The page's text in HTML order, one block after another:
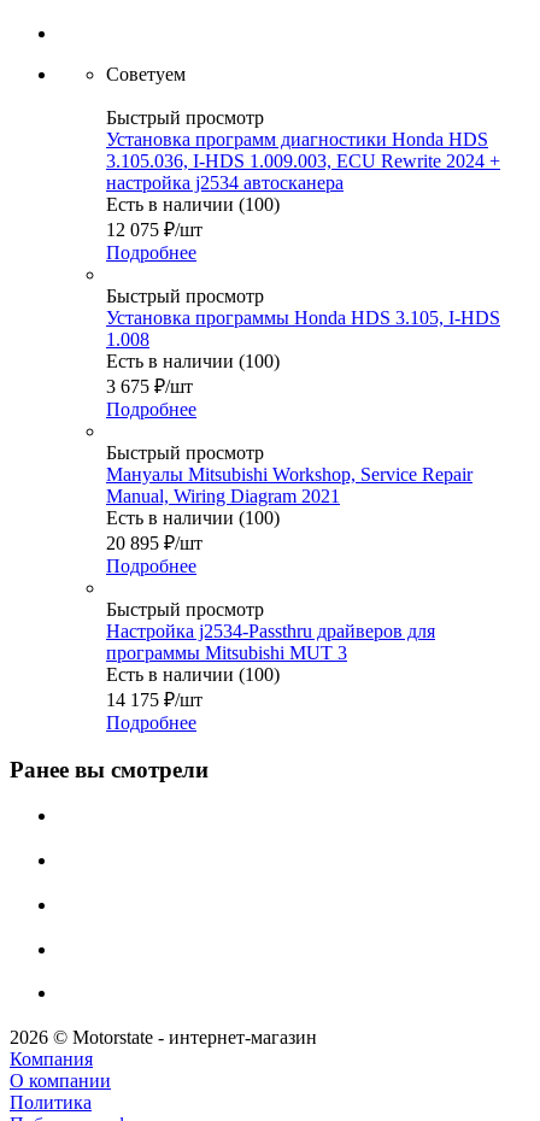
Советуем
Быстрый просмотр
Установка программ диагностики Honda HDS
3.105.036, I-HDS 1.009.003, ECU Rewrite 2024 +
настройка j2534 автосканера
Есть в наличии (100)
12 075 ₽/шт
Подробнее
Быстрый просмотр
Установка программы Honda HDS 3.105, I-HDS
1.008
Есть в наличии (100)
3 675 ₽/шт
Подробнее
Быстрый просмотр
Мануалы Mitsubishi Workshop, Service Repair
Manual, Wiring Diagram 2021
Есть в наличии (100)
20 895 ₽/шт
Подробнее
Быстрый просмотр
Настройка j2534-Passthru драйверов для
программы Mitsubishi MUT 3
Есть в наличии (100)
14 175 ₽/шт
Подробнее
Ранее вы смотрели
2026 © Motorstate - интернет-магазин
Компания
О компании
Политика